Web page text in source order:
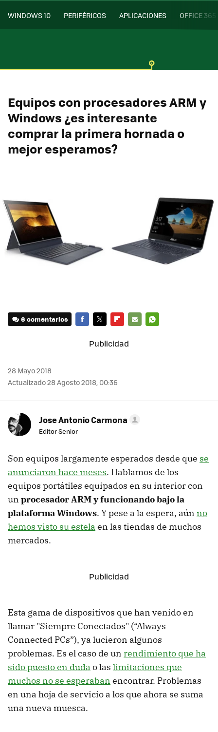
WINDOWS 10 PERIFÉRICOS APLICACIONES OFFICE 365
Equipos con procesadores ARM y
Windows ¿es interesante
comprar la primera hornada o
mejor esperamos?
6 comentarios
MAIL
28 Mayo 2018
Actualizado 28 Agosto 2018, 00:36
Jose Antonio Carmona
Editor Senior
Son equipos largamente esperados desde que se
anunciaron hace meses. Hablamos de los
equipos portátiles equipados en su interior con
un procesador ARM y funcionando bajo la
plataforma Windows. Y pese a la espera, aún no
hemos visto su estela en las tiendas de muchos
mercados.
Esta gama de dispositivos que han venido en
llamar "Siempre Conectados" (“Always
Connected PCs”), ya lucieron algunos
problemas. Es el caso de un rendimiento que ha
sido puesto en duda o las limitaciones que
muchos no se esperaban encontrar. Problemas
en una hoja de servicio a los que ahora se suma
una nueva muesca.